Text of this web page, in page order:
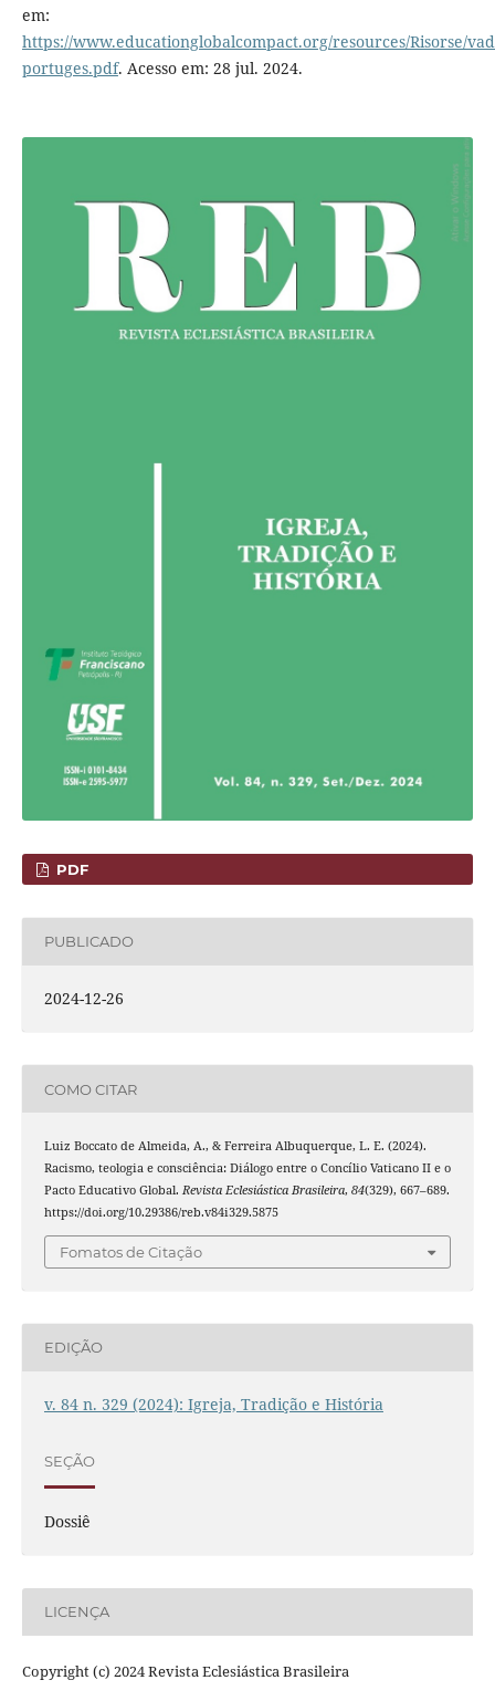
em:
https://www.educationglobalcompact.org/resources/Risorse/
portuges.pdf. Acesso em: 28 jul. 2024.
PDF
PUBLICADO
2024-12-26
COMO CITAR
Luiz Boccato de Almeida, A., & Ferreira Albuquerque, L. E. (2024).
Racismo, teologia e consciência: Diálogo entre o Concílio Vaticano II e o
Pacto Educativo Global. Revista Eclesiástica Brasileira, 84(329), 667–689.
https://doi.org/10.29386/reb.v84i329.5875
Fomatos de Citação
EDIÇÃO
v. 84 n. 329 (2024): Igreja, Tradição e História
SEÇÃO
Dossiê
LICENÇA
Copyright (c) 2024 Revista Eclesiástica Brasileira